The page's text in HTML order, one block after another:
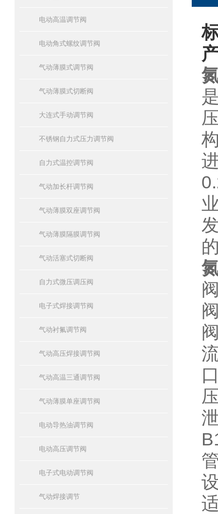
电动高温调节阀
电动角式螺纹调节阀
气动薄膜式调节阀
气动薄膜式切断阀
大连式手动调节阀
不锈钢自力式压力调节阀
自力式温控调节阀
气动加长杆调节阀
气动薄膜双座调节阀
气动薄膜隔膜调节阀
气动活塞式切断阀
自力式微压调压阀
电子式焊接调节阀
气动衬氟调节阀
气动高压焊接调节阀
气动高温三通调节阀
气动薄膜单座调节阀
电动导热油调节阀
电动高压调节阀
电子式电动调节阀
气动焊接调节